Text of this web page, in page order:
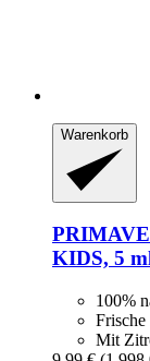
Warenkorb
KIDS, 5
100%
Frische
Mit